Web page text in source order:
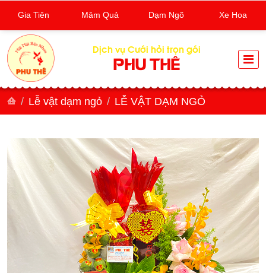
Dịch vụ Cưới hỏi trọn gói
PHU THÊ
Lễ vật dạm ngỏ LỄ VẬT DẠM NGỎ
Gia Tiên Mâm Quả Dạm Ngõ Xe Hoa